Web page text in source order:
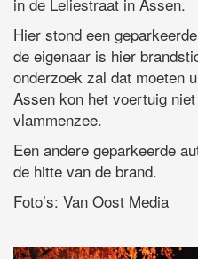
Hier stond een
de eigenaar is hier
onderzoek zal dat moeten
Assen kon het voertuig
vlammenzee.
Een andere geparkeerde
de hitte van de brand.
Foto’s: Van Oost Media